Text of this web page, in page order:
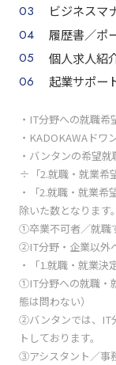
ビジネスマ
履歴書／ポ
個人求人紹
起業サポー
・IT分野への就職
・KADOKAWAドワ
・バンタンの希望
÷「2.就職・就業希
・「2.就職・就業
除いた数となります。
①卒業不可者／就職
②IT分野・企業以外
・「1.就職・就業決
①IT分野への就職・
態は問わない）
②バンタンでは、IT
トしております。
③アシスタント／事